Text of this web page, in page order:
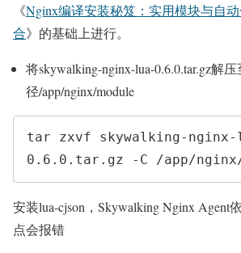
《Nginx编译安装秘笈：实用模块与自
合》的基础上进行。
将skywalking-nginx-lua-0.6.0.tar.gz解
径/app/nginx/module
tar zxvf skywalking-nginx-
0.6.0.tar.gz -C /app/nginx/
安装lua-cjson，Skywalking Nginx Agent
点会报错